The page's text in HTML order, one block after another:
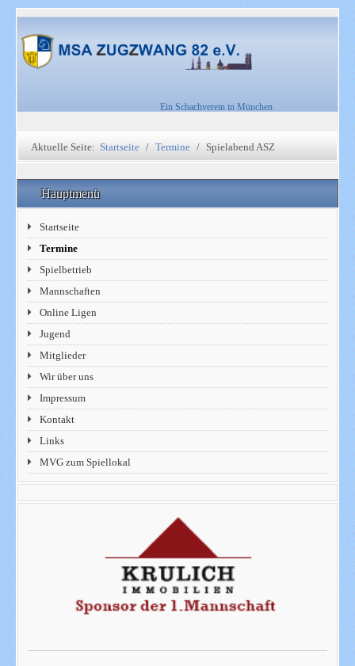
Ein Schachverein in München
Aktuelle Seite: Startseite Termine Spielabend ASZ
Hauptmenü
Startseite
Termine
Spielbetrieb
Mannschaften
Online Ligen
Jugend
Mitglieder
Wir über uns
Impressum
Kontakt
Links
MVG zum Spiellokal